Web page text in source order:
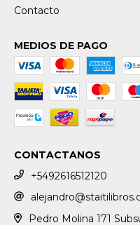
Contacto
MEDIOS DE PAGO
CONTACTANOS
+5492616512120
Pedro Molina 171